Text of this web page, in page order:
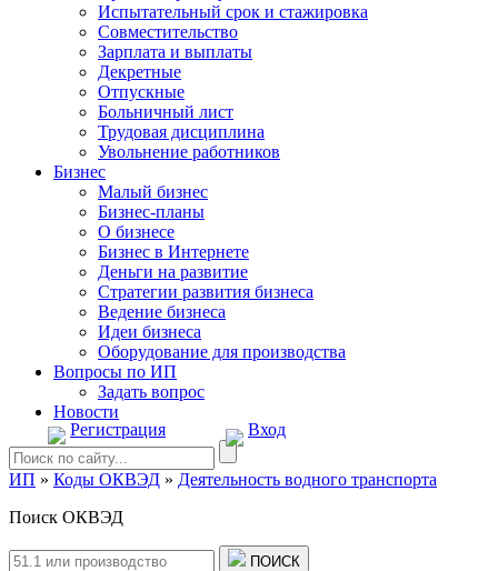
Испытательный срок и стажировка
Совместительство
Зарплата и выплаты
Декретные
Отпускные
Больничный лист
Трудовая дисциплина
Увольнение работников
Бизнес
Малый бизнес
Бизнес-планы
О бизнесе
Бизнес в Интернете
Деньги на развитие
Стратегии развития бизнеса
Ведение бизнеса
Идеи бизнеса
Оборудование для производства
Вопросы по ИП
Задать вопрос
Новости
Регистрация
Вход
ИП » Коды ОКВЭД » Деятельность водного транспорта
Поиск ОКВЭД
ПОИСК